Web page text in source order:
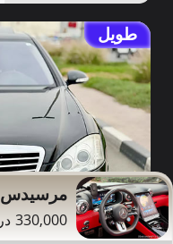
طويل
مرسيدس SL43 للبيع
330,000